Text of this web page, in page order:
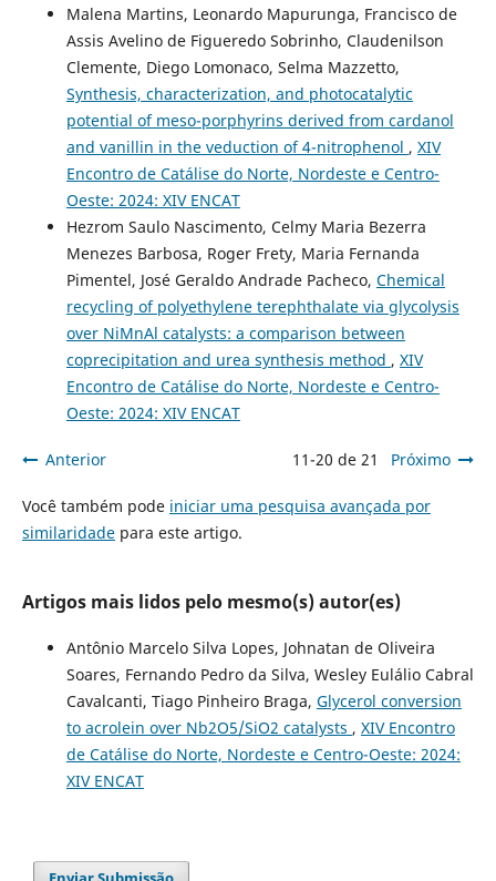
Malena Martins, Leonardo Mapurunga, Francisco de
Assis Avelino de Figueredo Sobrinho, Claudenilson
Clemente, Diego Lomonaco, Selma Mazzetto,
Synthesis, characterization, and photocatalytic
potential of meso-porphyrins derived from cardanol
and vanillin in the veduction of 4-nitrophenol , XIV
Encontro de Catálise do Norte, Nordeste e Centro-
Oeste: 2024: XIV ENCAT
Hezrom Saulo Nascimento, Celmy Maria Bezerra
Menezes Barbosa, Roger Frety, Maria Fernanda
Pimentel, José Geraldo Andrade Pacheco, Chemical
recycling of polyethylene terephthalate via glycolysis
over NiMnAl catalysts: a comparison between
coprecipitation and urea synthesis method , XIV
Encontro de Catálise do Norte, Nordeste e Centro-
Oeste: 2024: XIV ENCAT
Anterior 11-20 de 21 Próximo
Você também pode iniciar uma pesquisa avançada por
similaridadepara este artigo.
Artigos mais lidos pelo mesmo(s) autor(es)
Antônio Marcelo Silva Lopes, Johnatan de Oliveira
Soares, Fernando Pedro da Silva, Wesley Eulálio Cabral
Cavalcanti, Tiago Pinheiro Braga, Glycerol conversion
to acrolein over Nb2O5/SiO2 catalysts , XIV Encontro
de Catálise do Norte, Nordeste e Centro-Oeste: 2024:
XIV ENCAT